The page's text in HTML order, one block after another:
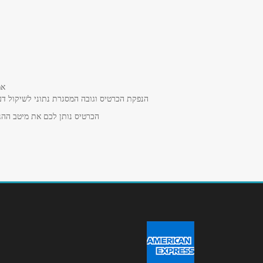
הנפקת הכרטיס וגובה המסגרת נתוני לשיקול
הכרטיס נותן לכם את מיטב